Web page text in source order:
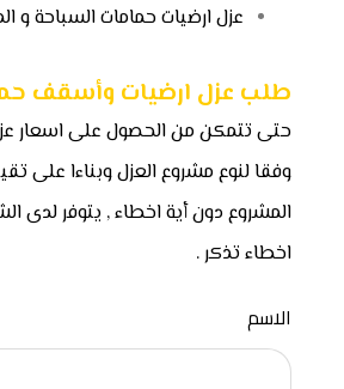
عزل ارضيات حمامات السباحة و
طلب عزل ارضيات وأسقف
حتى تتمكن من الحصول على اسعار
وفقا لنوع مشروع العزل وبناءا
المشروع دون أية اخطاء , يتوفر لدى
اخطاء تذكر .
الاسم